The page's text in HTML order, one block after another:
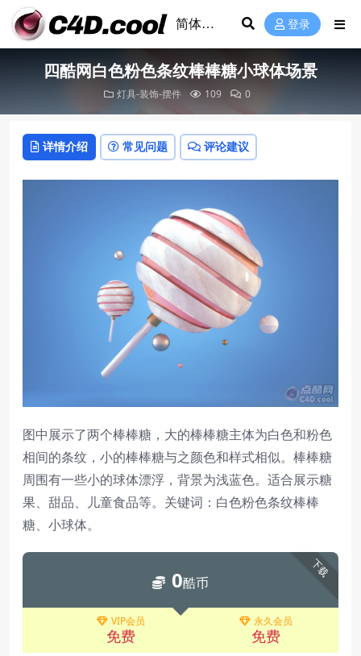
登录
四酷网白色粉色条纹棒棒糖小球体场景
灯具-装饰-摆件 109 0
详情介绍 常见问题 评论建议
图中展示了两个棒棒糖，大的棒棒糖主体为白色和粉色
相间的条纹，小的棒棒糖与之颜色和样式相似。棒棒糖
周围有一些小的球体漂浮，背景为浅蓝色。适合展示糖
果、甜品、儿童食品等。关键词：白色粉色条纹棒棒
糖、小球体。
下载
0酷币
VIP会员
免费
永久会员
免费